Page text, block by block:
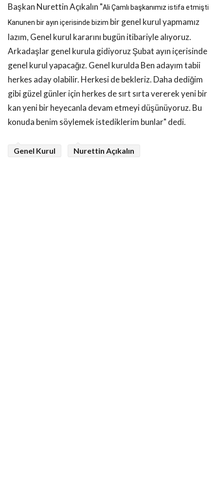
Başkan Nurettin Açıkalın "Ali Çamlı başkanımız istifa etmişti
Kanunen bir ayın içerisinde bizim bir genel kurul yapmamız
lazım, Genel kurul kararını bugün itibariyle alıyoruz.
Arkadaşlar genel kurula gidiyoruz Şubat ayın içerisinde
genel kurul yapacağız. Genel kurulda Ben adayım tabii
herkes aday olabilir. Herkesi de bekleriz. Daha dediğim
gibi güzel günler için herkes de sırt sırta vererek yeni bir
kan yeni bir heyecanla devam etmeyi düşünüyoruz. Bu
konuda benim söylemek istediklerim bunlar" dedi.
Genel Kurul Nurettin Açıkalın